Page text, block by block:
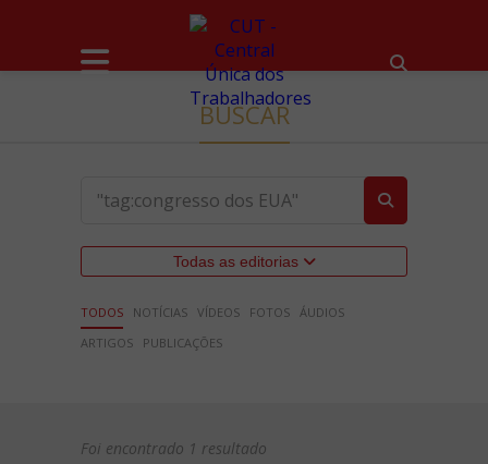
BUSCAR
Todas as editorias
TODOS NOTÍCIAS VÍDEOS FOTOS ÁUDIOS
ARTIGOS
PUBLICAÇÕES
Foi encontrado 1 resultado